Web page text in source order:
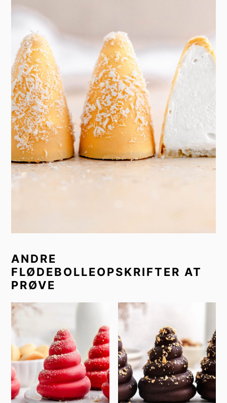
ANDRE
FLØDEBOLLEOPSKRIFTER AT
PRØVE